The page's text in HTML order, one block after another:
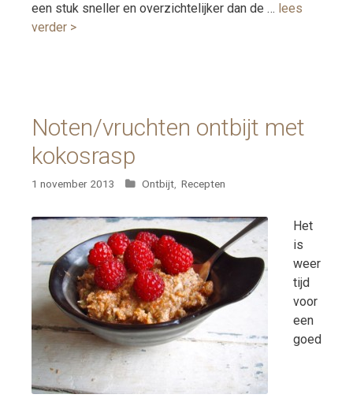
een stuk sneller en overzichtelijker dan de … lees
verder >
Noten/vruchten ontbijt met
kokosrasp
1 november 2013 Categorieën
Ontbijt Recepten
Het
is
weer
tijd
voor
een
goed